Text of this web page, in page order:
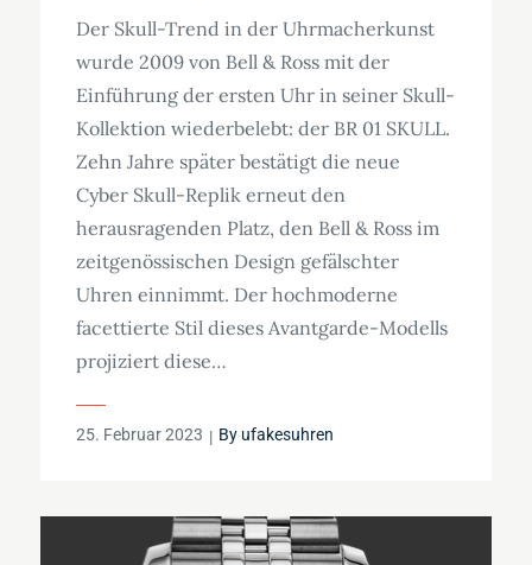
Der Skull-Trend in der Uhrmacherkunst
wurde 2009 von Bell & Ross mit der
Einführung der ersten Uhr in seiner Skull-
Kollektion wiederbelebt: der BR 01 SKULL.
Zehn Jahre später bestätigt die neue
Cyber Skull-Replik erneut den
herausragenden Platz, den Bell & Ross im
zeitgenössischen Design gefälschter
Uhren einnimmt. Der hochmoderne
facettierte Stil dieses Avantgarde-Modells
projiziert diese…
Posted
25. Februar 2023 By ufakesuhren